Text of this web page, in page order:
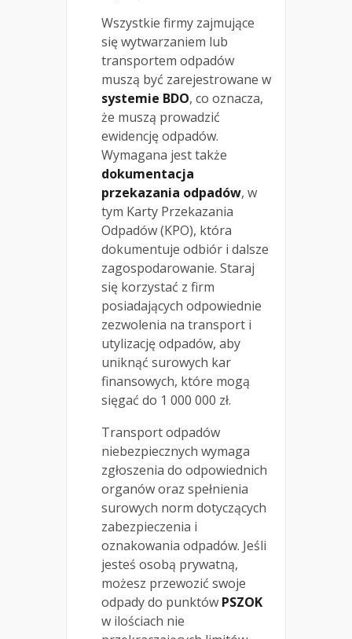
Wszystkie firmy zajmujące
się wytwarzaniem lub
transportem odpadów
muszą być zarejestrowane w
systemie BDO, co oznacza,
że muszą prowadzić
ewidencję odpadów.
Wymagana jest także
dokumentacja
przekazania odpadów, w
tym Karty Przekazania
Odpadów (KPO), która
dokumentuje odbiór i dalsze
zagospodarowanie. Staraj
się korzystać z firm
posiadających odpowiednie
zezwolenia na transport i
utylizację odpadów, aby
uniknąć surowych kar
finansowych, które mogą
sięgać do 1 000 000 zł.
Transport odpadów
niebezpiecznych wymaga
zgłoszenia do odpowiednich
organów oraz spełnienia
surowych norm dotyczących
zabezpieczenia i
oznakowania odpadów. Jeśli
jesteś osobą prywatną,
możesz przewozić swoje
odpady do punktów PSZOK
w ilościach nie